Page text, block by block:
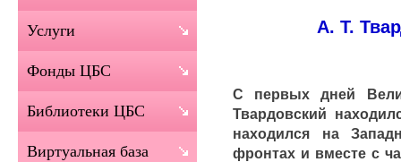
А. Т.
С первых дней
Твардовский
находился на
фронтах и вместе с
Услуги
Фонды ЦБС
Библиотеки ЦБС
Виртуальная база